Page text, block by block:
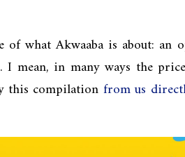
what Akwaaba is about:
in many ways the
this compilation from us